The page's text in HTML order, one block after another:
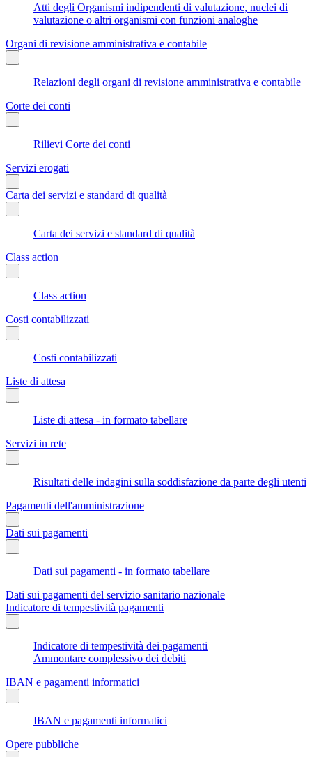
Atti degli Organismi indipendenti di valutazione, nuclei di
valutazione o altri organismi con funzioni analoghe
Organi di revisione amministrativa e contabile
Relazioni degli organi di revisione amministrativa e contabile
Corte dei conti
Rilievi Corte dei conti
Servizi erogati
Carta dei servizi e standard di qualità
Carta dei servizi e standard di qualità
Class action
Class action
Costi contabilizzati
Costi contabilizzati
Liste di attesa
Liste di attesa - in formato tabellare
Servizi in rete
Risultati delle indagini sulla soddisfazione da parte degli utenti
Pagamenti dell'amministrazione
Dati sui pagamenti
Dati sui pagamenti - in formato tabellare
Dati sui pagamenti del servizio sanitario nazionale
Indicatore di tempestività pagamenti
Indicatore di tempestività dei pagamenti
Ammontare complessivo dei debiti
IBAN e pagamenti informatici
IBAN e pagamenti informatici
Opere pubbliche